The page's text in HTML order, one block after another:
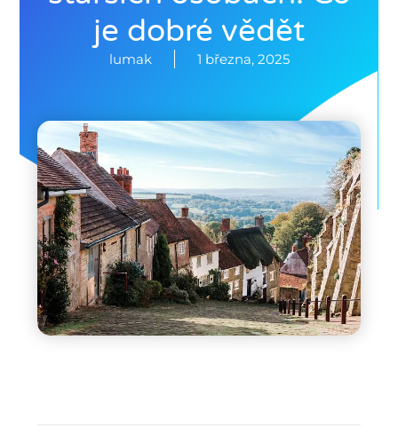
je dobré vědět
lumak 1 března, 2025